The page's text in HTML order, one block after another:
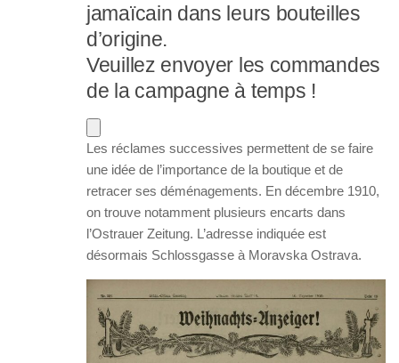
jamaïcain dans leurs bouteilles
d’origine.
Veuillez envoyer les commandes
de la campagne à temps !
Les réclames successives permettent de se faire
une idée de l’importance de la boutique et de
retracer ses déménagements. En décembre 1910,
on trouve notamment plusieurs encarts dans
l’Ostrauer Zeitung. L’adresse indiquée est
désormais Schlossgasse à Moravska Ostrava.